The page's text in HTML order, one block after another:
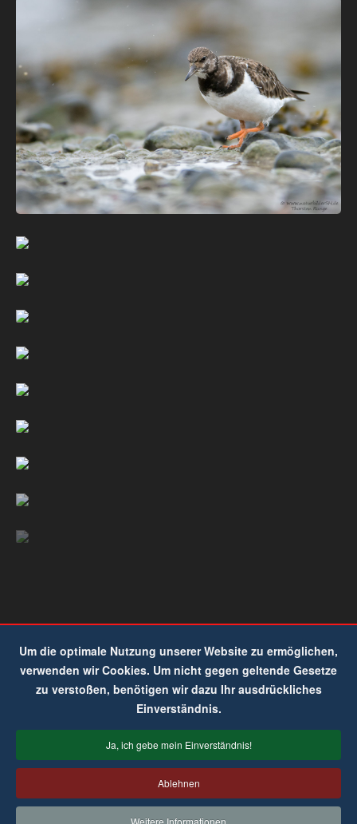
Um die optimale Nutzung unserer Website zu ermöglichen,
verwenden wir Cookies. Um nicht gegen geltende Gesetze
zu verstoßen, benötigen wir dazu Ihr ausdrückliches
Einverständnis.
Ja, ich gebe mein Einverständnis!
Ablehnen
Weitere Informationen